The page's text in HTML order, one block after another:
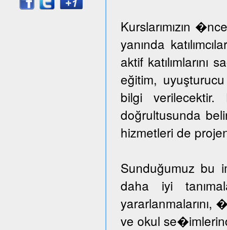
Kurslarımızın
yanında
aktif
eğitim,
bilgi verilecektir.
doğrultusunda
hizmetleri de
Sunduğumuz bu
daha iyi
yararlanmalarını,
ve okul